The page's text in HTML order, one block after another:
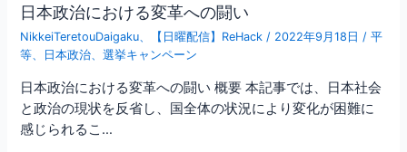
日本政治における変革への闘い
NikkeiTeretouDaigaku、 【日曜配信】ReHack / 2022年9月18日 /平
等、 日本政治、選挙キャンペーン
日本政治における変革への闘い 概要 本記事では、日本社会
と政治の現状を反省し、国全体の状況により変化が困難に
感じられるこ…